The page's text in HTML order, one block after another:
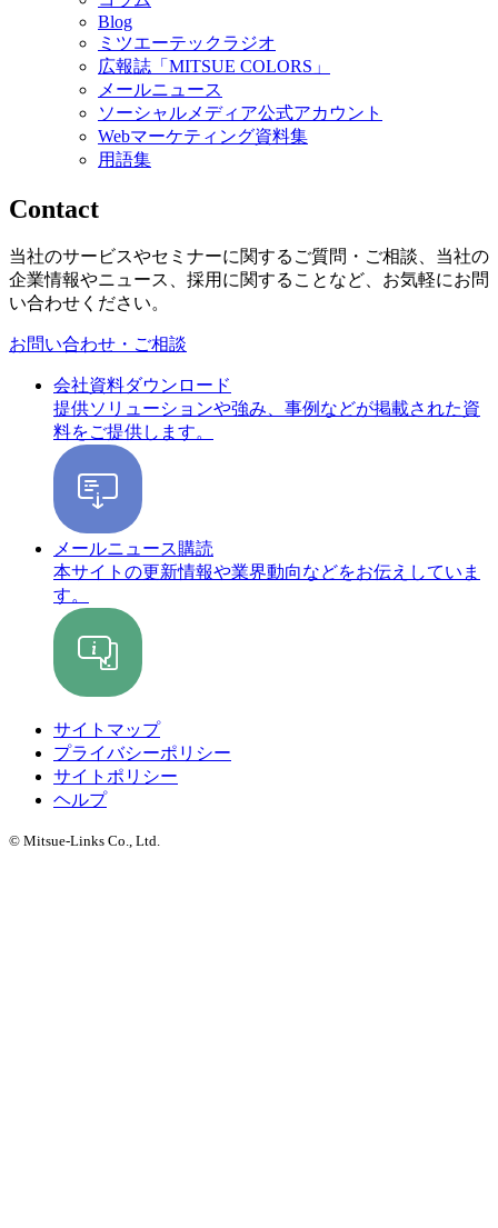
Blog
ミツエーテックラジオ
広報誌「MITSUE COLORS」
メールニュース
ソーシャルメディア公式アカウント
Webマーケティング資料集
用語集
Contact
当社のサービスやセミナーに関するご質問・ご相談、当社の
企業情報やニュース、採用に関することなど、お気軽にお問
い合わせください。
お問い合わせ・ご相談
会社資料ダウンロード
提供ソリューションや強み、事例などが掲載された資
料をご提供します。
メールニュース購読
本サイトの更新情報や業界動向などをお伝えしていま
す。
サイトマップ
プライバシーポリシー
サイトポリシー
ヘルプ
© Mitsue-Links Co., Ltd.